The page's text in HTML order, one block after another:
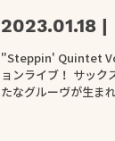
2023.01.18
"Steppin' Quintet
ョンライブ！ サック
たなグルーヴが生ま